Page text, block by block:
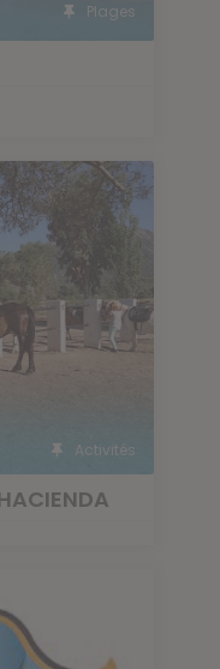
Plages
Activités